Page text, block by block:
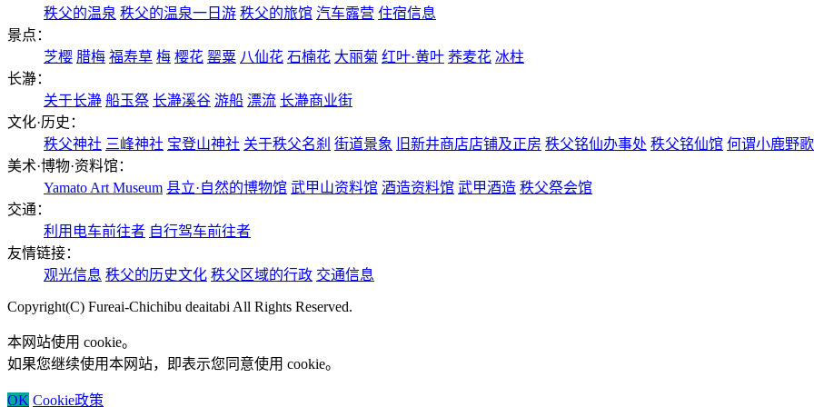
秩父的温泉 秩父的温泉一日游 秩父的旅馆 汽车露营 住宿信息
景点：
芝樱 腊梅 福寿草 梅 樱花 罂粟 八仙花 石楠花 大丽菊 红叶·黄叶 荞麦花 冰柱
长瀞：
关于长瀞 船玉祭 长瀞溪谷 游船 漂流 长瀞商业街
文化·历史：
秩父神社 三峰神社 宝登山神社 关于秩父名刹 街道景象 旧新井商店店铺及正房 秩父铭仙办事处 秩父铭仙馆 何谓小鹿野
美术·博物·资料馆：
Yamato Art Museum 县立·自然的博物馆 武甲山资料馆 酒造资料馆 武甲酒造 秩父祭会馆
交通：
利用电车前往者 自行驾车前往者
友情链接：
观光信息 秩父的历史文化 秩父区域的行政 交通信息
Copyright(C) Fureai-Chichibu deaitabi All Rights Reserved.
本网站使用 cookie。
如果您继续使用本网站，即表示您同意使用 cookie。
OK Cookie政策